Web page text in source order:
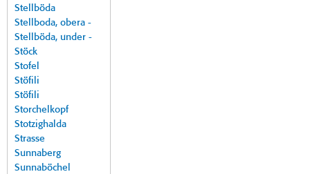
Stellböda
Stellboda, obera -
Stellböda, under -
Stöck
Stofel
Stöfili
Stöfili
Storchelkopf
Stotzighalda
Strasse
Sunnaberg
Sunnaböchel